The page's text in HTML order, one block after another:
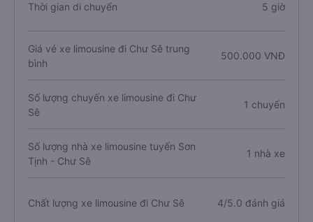
Thời gian di chuyển 5 giờ
Giá vé xe limousine đi Chư Sê trung
bình
500.000 VNĐ
Số lượng chuyến xe limousine đi Chư
Sê
1 chuyến
Số lượng nhà xe limousine tuyến Sơn
Tịnh - Chư Sê
1 nhà xe
Chất lượng xe limousine đi Chư Sê 4/5.0 đánh giá